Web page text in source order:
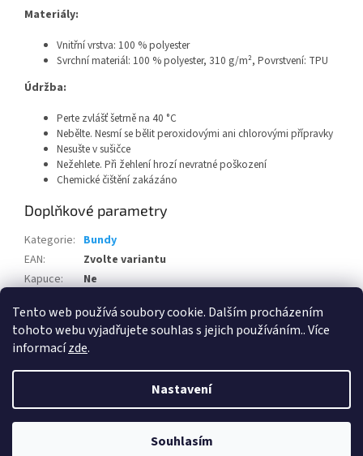
Tento web používá soubory cookie. Dalším procházením
tohoto webu vyjadřujete souhlas s jejich používáním.. Více
informacízde.
Nastavení
Souhlasím
Materiály:
Vnitřní vrstva: 100 % polyester
Svrchní materiál: 100 % polyester, 310 g/m², Povrstvení: TPU
Údržba:
Perte zvlášť šetrně na 40 °C
Nebělte. Nesmí se bělit peroxidovými ani chlorovými přípravky
Nesušte v sušičce
Nežehlete. Při žehlení hrozí nevratné poškození
Chemické čištění zakázáno
Doplňkové parametry
Kategorie: Bundy
EAN:
Zvolte variantu
Kapuce:
Ne
Copyright 2026FH Gear s.r.o.- chráněná dílna. Všechna práva
vyhrazena.